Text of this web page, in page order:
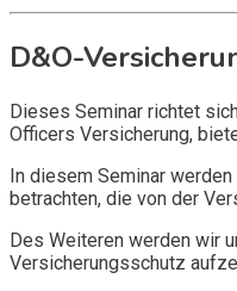
D&O-
Dieses Seminar richtet
Officers Versicherung,
In diesem Seminar
betrachten, die von der
Des Weiteren werden wir
Versicherungsschutz